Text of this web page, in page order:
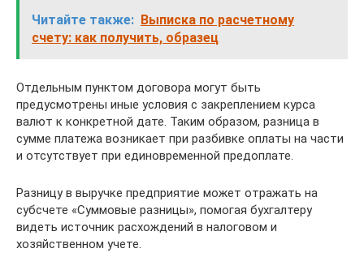
Читайте также: Выписка по расчетному
счету: как получить, образец
Отдельным пунктом договора могут быть
предусмотрены иные условия с закреплением курса
валют к конкретной дате. Таким образом, разница в
сумме платежа возникает при разбивке оплаты на части
и отсутствует при единовременной предоплате.
Разницу в выручке предприятие может отражать на
субсчете «Суммовые разницы», помогая бухгалтеру
видеть источник расхождений в налоговом и
хозяйственном учете.